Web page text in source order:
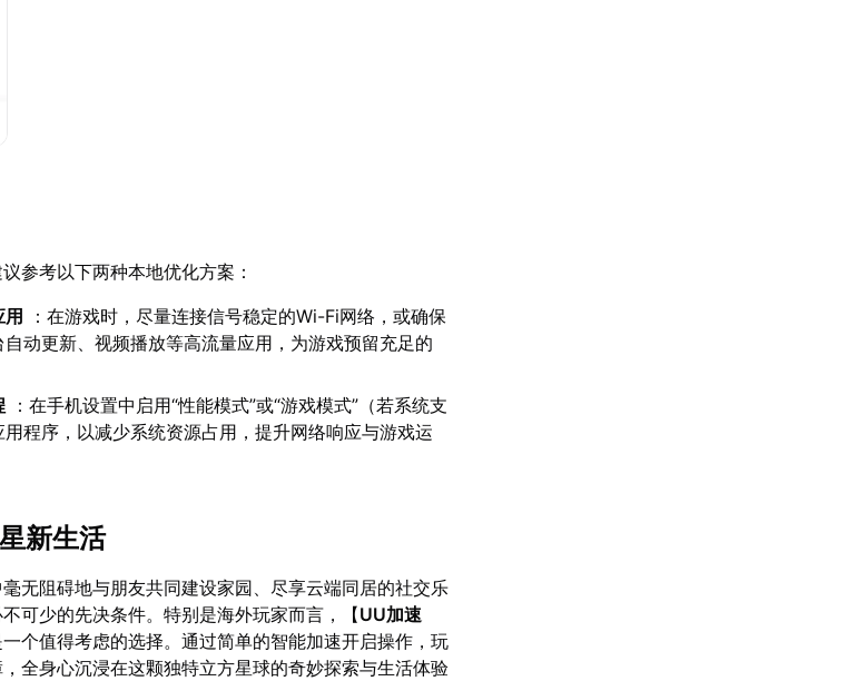
参考以下两种本地优化方案：
用 ：在游戏时，尽量连接信号稳定的Wi-Fi网络，或确保
动更新、视频播放等高流量应用，为游戏预留充足的
：在手机设置中启用“性能模式”或“游戏模式”（若系统支
程序，以减少系统资源占用，提升网络响应与游戏运
新生活
无阻碍地与朋友共同建设家园、尽享云端同居的社交乐
可少的先决条件。特别是海外玩家而言，【UU加速
个值得考虑的选择。通过简单的智能加速开启操作，玩
全身心沉浸在这颗独特立方星球的奇妙探索与生活体验